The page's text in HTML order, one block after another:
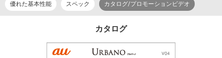
優れた基本性能 スペック カタログ/プロモーションビデオ
カタログ